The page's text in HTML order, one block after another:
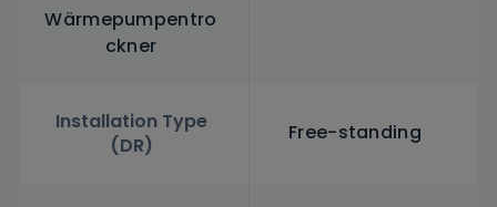
Wärmepumpentro
ckner
Installation Type
(DR)
Free-standing